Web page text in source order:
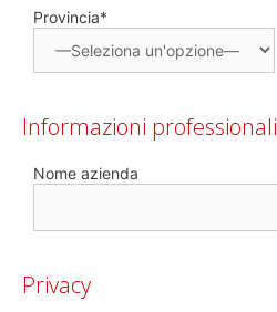
Provincia*
Informazioni professionali
Nome azienda
Privacy